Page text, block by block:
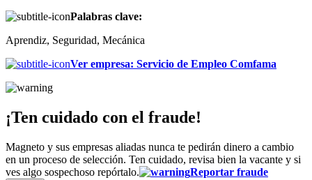
Palabras clave:
Aprendiz, Seguridad, Mecánica
Ver empresa: Servicio de Empleo Comfama
¡Ten cuidado con el fraude!
Magneto y sus empresas aliadas nunca te pedirán dinero a cambio
en un proceso de selección. Ten cuidado, revisa bien la vacante y si
ves algo sospechoso repórtalo.
Reportar fraude